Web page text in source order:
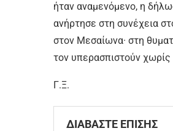
ήταν αναμενόμενο, η
ανήρτησε στη συνέχεια
στον Μεσαίωνα· στη
τον υπερασπιστούν
Γ.Ξ.
ΔΙΑΒΑΣΤΕ ΕΠΙΣΗΣ